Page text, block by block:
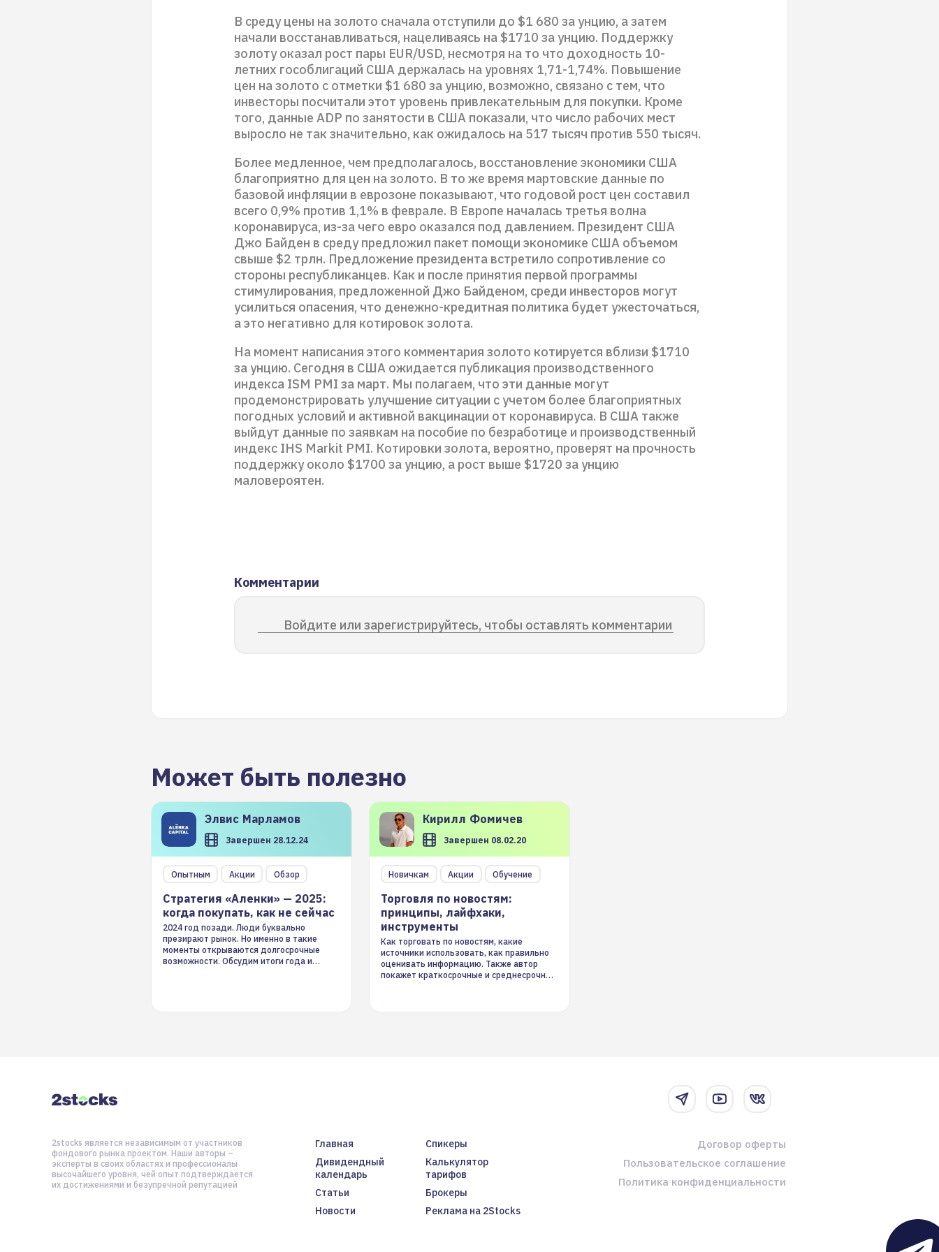
В среду цены на золото сначала отступили до $1 680 за унцию, а затем
начали восстанавливаться, нацеливаясь на $1710 за унцию. Поддержку
золоту оказал рост пары EUR/USD, несмотря на то что доходность 10-
летних гособлигаций США держалась на уровнях 1,71-1,74%. Повышение
цен на золото с отметки $1 680 за унцию, возможно, связано с тем, что
инвесторы посчитали этот уровень привлекательным для покупки. Кроме
того, данные ADP по занятости в США показали, что число рабочих мест
выросло не так значительно, как ожидалось на 517 тысяч против 550 тысяч.
Более медленное, чем предполагалось, восстановление экономики США
благоприятно для цен на золото. В то же время мартовские данные по
базовой инфляции в еврозоне показывают, что годовой рост цен составил
всего 0,9% против 1,1% в феврале. В Европе началась третья волна
коронавируса, из-за чего евро оказался под давлением. Президент США
Джо Байден в среду предложил пакет помощи экономике США объемом
свыше $2 трлн. Предложение президента встретило сопротивление со
стороны республиканцев. Как и после принятия первой программы
стимулирования, предложенной Джо Байденом, среди инвесторов могут
усилиться опасения, что денежно-кредитная политика будет ужесточаться,
а это негативно для котировок золота.
На момент написания этого комментария золото котируется вблизи $1710
за унцию. Сегодня в США ожидается публикация производственного
индекса ISM PMI за март. Мы полагаем, что эти данные могут
продемонстрировать улучшение ситуации с учетом более благоприятных
погодных условий и активной вакцинации от коронавируса. В США также
выйдут данные по заявкам на пособие по безработице и производственный
индекс IHS Markit PMI. Котировки золота, вероятно, проверят на прочность
поддержку около $1700 за унцию, а рост выше $1720 за унцию
маловероятен.
Комментарии
Войдите или зарегистрируйтесь, чтобы оставлять комментарии
Может быть полезно
Элвис Марламов
Завершен 28.12.24
Опытным Акции Обзор
Стратегия «Аленки» — 2025:
когда покупать, как не сейчас
2024 год позади. Люди буквально
презирают рынок. Но именно в такие
моменты открываются долгосрочные
возможности. Обсудим итоги года и
Кирилл Фомичев
Завершен 08.02.20
Новичкам Акции Обучение
Торговля по новостям:
принципы, лайфхаки,
инструменты
Как торговать по новостям, какие
источники использовать, как правильно
оценивать информацию. Также автор
покажет краткосрочные и среднесрочные
Главная
Спикеры
Дивидендный
календарь
Калькулятор
тарифов
Статьи
Брокеры
Новости
Реклама на 2Stocks
2stocks является независимым от участников
фондового рынка проектом. Наши авторы –
эксперты в своих областях и профессионалы
высочайшего уровня, чей опыт подтверждается
их достижениями и безупречной репутацией
Договор оферты
Пользовательское соглашение
Политика конфиденциальности